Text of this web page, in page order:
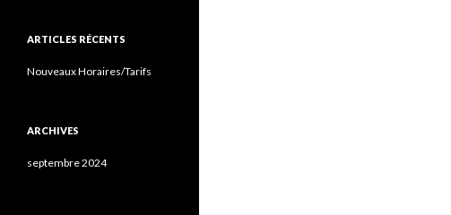
ARTICLES RÉCENTS
Nouveaux Horaires/Tarifs
ARCHIVES
septembre 2024